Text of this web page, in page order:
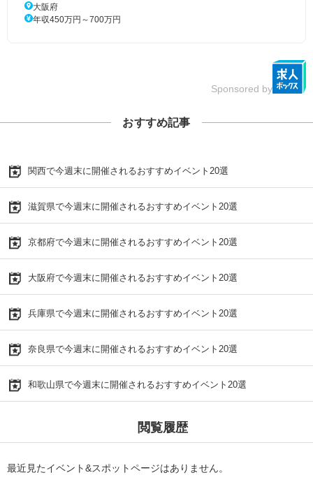
大阪府
年収450万円～700万円
Sponsored by
おすすめ記事
関西で今週末に開催されるおすすめイベント20選
滋賀県で今週末に開催されるおすすめイベント20選
京都府で今週末に開催されるおすすめイベント20選
大阪府で今週末に開催されるおすすめイベント20選
兵庫県で今週末に開催されるおすすめイベント20選
奈良県で今週末に開催されるおすすめイベント20選
和歌山県で今週末に開催されるおすすめイベント20選
閲覧履歴
最近見たイベント&スポットページはありません。